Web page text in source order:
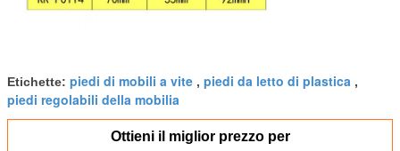
Etichette: piedi di mobili a vite , piedi da letto di plastica ,
piedi regolabili della mobilia
Ottieni il miglior prezzo per